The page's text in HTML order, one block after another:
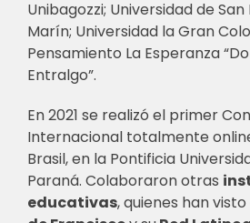
Unibagozzi; Universidad de
Marín; Universidad la Gran
Pensamiento La Esperanza
Entralgo”.
En 2021 se realizó el primer
Internacional totalmente
Brasil, en la Pontificia
Paraná. Colaboraron otras
educativas, quienes han